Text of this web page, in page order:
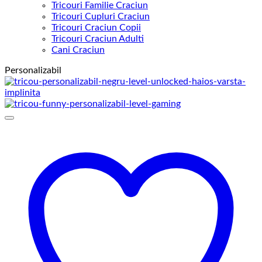
Tricouri Familie Craciun
Tricouri Cupluri Craciun
Tricouri Craciun Copii
Tricouri Craciun Adulti
Cani Craciun
Personalizabil